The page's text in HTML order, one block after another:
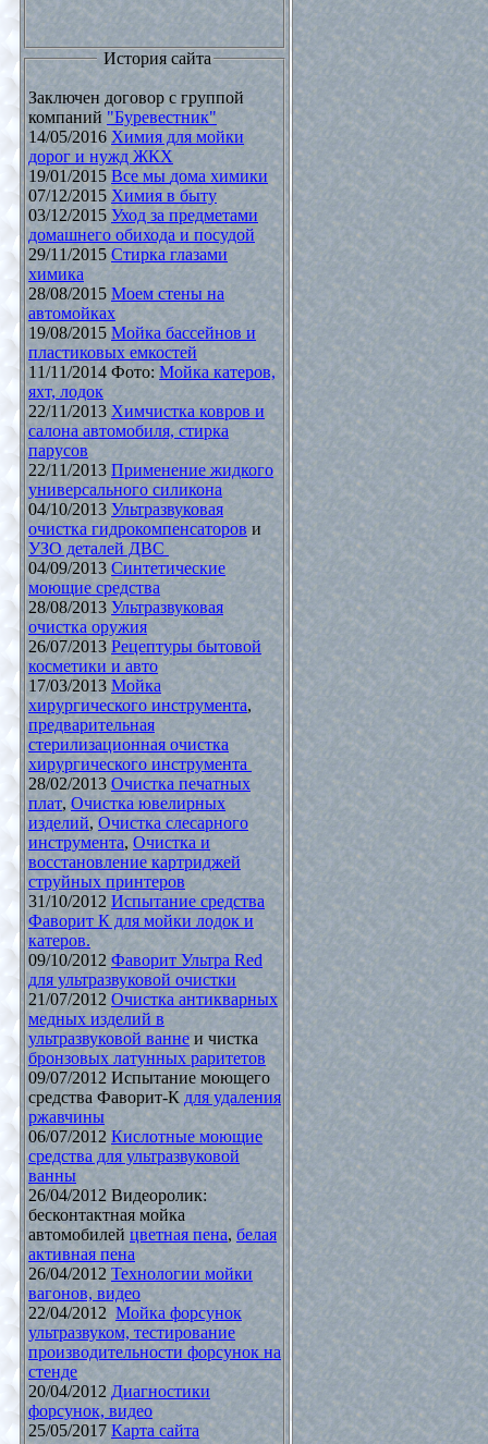
История сайта
Заключен договор с группой
компаний "Буревестник"
14/05/2016 Химия для мойки
дорог и нужд ЖКХ
19/01/2015
Все мы дома химики
07/12/2015 Химия в быту
03/12/2015 Уход за предметами
домашнего обихода и посудой
29/11/2015 Стирка глазами
химика
28/08/2015 Моем стены на
автомойках
19/08/2015 Мойка бассейнов и
пластиковых емкостей
11/11/2014 Фото: Мойка катеров,
яхт, лодок
22/11/2013 Химчистка ковров и
салона автомобиля, стирка
парусов
22/11/2013 Применение жидкого
универсального силикона
04/10/2013 Ультразвуковая
очистка гидрокомпенсаторов и
УЗО деталей ДВС
04/09/2013 Синтетические
моющие средства
28/08/2013 Ультразвуковая
очистка оружия
26/07/2013 Рецептуры бытовой
косметики и авто
17/03/2013 Мойка
хирургического инструмента,
предварительная
стерилизационная очистка
хирургического инструмента
28/02/2013 Очистка печатных
плат, Очистка ювелирных
изделий, Очистка слесарного
инструмента, Очистка и
восстановление картриджей
струйных принтеров
31/10/2012 Испытание средства
Фаворит К для мойки лодок и
катеров.
09/10/2012 Фаворит Ультра Red
для ультразвуковой очистки
21/07/2012 Очистка антикварных
медных изделий в
ультразвуковой ваннеи чистка
бронзовых латунных раритетов
09/07/2012 Испытание моющего
средства Фаворит-К для удаления
ржавчины
06/07/2012 Кислотные моющие
средства для ультразвуковой
ванны
26/04/2012 Видеоролик:
бесконтактная мойка
автомобилей цветная пена, белая
активная пена
26/04/2012 Технологии мойки
вагонов, видео
22/04/2012 Мойка форсунок
ультразвуком, тестирование
производительности форсунок на
стенде
20/04/2012 Диагностики
форсунок, видео
25/05/2017 Карта сайта